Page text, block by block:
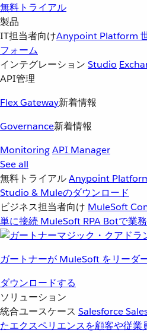
無料トライアル
製品
IT担当者向けAnypoint Platform
フォーム
インテグレーション Studio
API管理
Flex Gateway新着情報
Governance新着情報
MonitoringAPI Manager
See all
無料トライアルAnypoint
Studio & Muleのダウンロード
ビジネス担当者向け MuleSoft
単に接続 MuleSoft RPA Botで業
ガートナーが MuleSoft をリーダ
ダウンロードする
ソリューション
統合ユースケース Salesforce
たエクスペリエンスを顧客や従業